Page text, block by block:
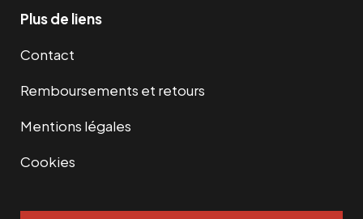
Plus de liens
Contact
Remboursements et retours
Mentions légales
Cookies